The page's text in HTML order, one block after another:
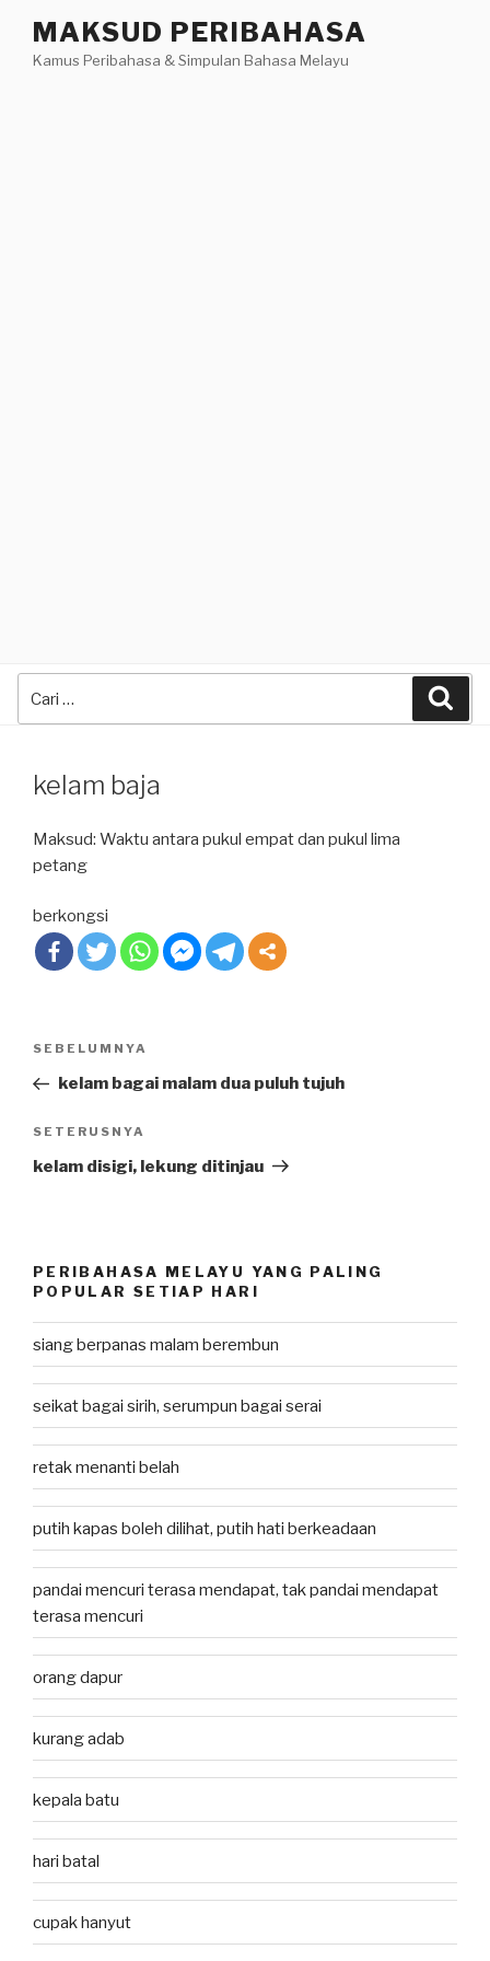
content
MAKSUD PERIBAHASA
Kamus Peribahasa & Simpulan Bahasa Melayu
kelam baja
Maksud: Waktu antara pukul empat dan pukul lima
petang
berkongsi
Post
Previous
Post
SEBELUMNYA
kelam bagai malam dua puluh tujuh
Next
Post
SETERUSNYA
kelam disigi, lekung ditinjau
PERIBAHASA MELAYU YANG PALING
POPULAR SETIAP HARI
siang berpanas malam berembun
seikat bagai sirih, serumpun bagai serai
retak menanti belah
putih kapas boleh dilihat, putih hati berkeadaan
pandai mencuri terasa mendapat, tak pandai mendapat
terasa mencuri
orang dapur
kurang adab
kepala batu
hari batal
cupak hanyut